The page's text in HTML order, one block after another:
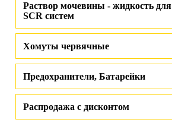
Раствор мочевины - жидкость для
SCR систем
Хомуты червячные
Предохранители, Батарейки
Распродажа с дисконтом